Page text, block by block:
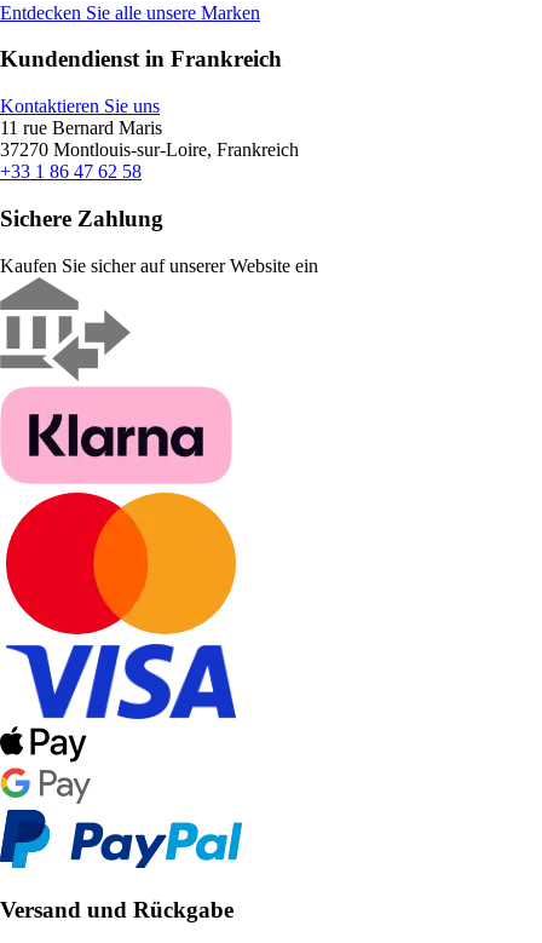
Entdecken Sie alle unsere Marken
Kundendienst in Frankreich
Kontaktieren Sie uns
11 rue Bernard Maris
37270 Montlouis-sur-Loire, Frankreich
+33 1 86 47 62 58
Sichere Zahlung
Kaufen Sie sicher auf unserer Website ein
Versand und Rückgabe